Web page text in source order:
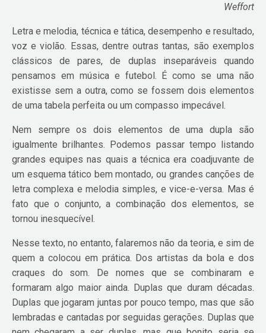
Weffort
Letra e melodia, técnica e tática, desempenho e resultado,
voz e violão. Essas, dentre outras tantas, são exemplos
clássicos de pares, de duplas inseparáveis quando
pensamos em música e futebol. É como se uma não
existisse sem a outra, como se fossem dois elementos
de uma tabela perfeita ou um compasso impecável.
Nem sempre os dois elementos de uma dupla são
igualmente brilhantes. Podemos passar tempo listando
grandes equipes nas quais a técnica era coadjuvante de
um esquema tático bem montado, ou grandes canções de
letra complexa e melodia simples, e vice-e-versa. Mas é
fato que o conjunto, a combinação dos elementos, se
tornou inesquecível.
Nesse texto, no entanto, falaremos não da teoria, e sim de
quem a colocou em prática. Dos artistas da bola e dos
craques do som. De nomes que se combinaram e
formaram algo maior ainda. Duplas que duram décadas.
Duplas que jogaram juntas por pouco tempo, mas que são
lembradas e cantadas por seguidas gerações. Duplas que